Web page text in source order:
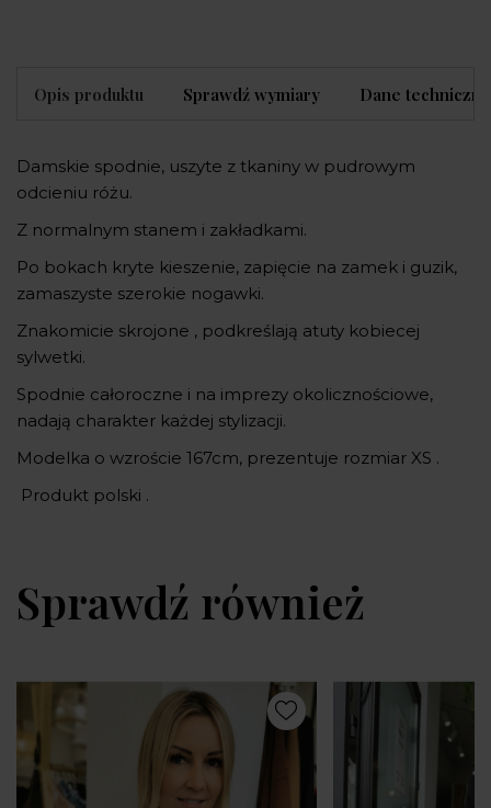
Opis produktu Sprawdź wymiary Dane techniczne
Damskie spodnie, uszyte z tkaniny w pudrowym
odcieniu różu.
Z normalnym stanem i zakładkami.
Po bokach kryte kieszenie, zapięcie na zamek i guzik,
zamaszyste szerokie nogawki.
Znakomicie skrojone , podkreślają atuty kobiecej
sylwetki.
Spodnie całoroczne i na imprezy okolicznościowe,
nadają charakter każdej stylizacji.
Modelka o wzroście 167cm, prezentuje rozmiar XS .
Produkt polski .
Sprawdź również